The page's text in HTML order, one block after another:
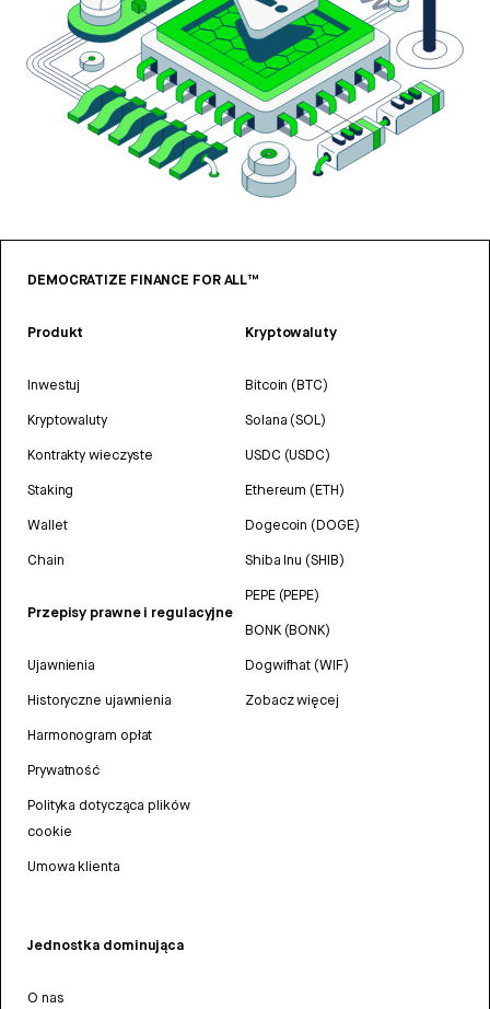
DEMOCRATIZE FINANCE FOR ALL™
Produkt
Inwestuj
Kryptowaluty
Kontrakty wieczyste
Staking
Wallet
Chain
Przepisy prawne i regulacyjne
Ujawnienia
Historyczne ujawnienia
Harmonogram opłat
Prywatność
Polityka dotycząca plików
cookie
Umowa klienta
Kryptowaluty
Bitcoin (BTC)
Solana (SOL)
USDC (USDC)
Ethereum (ETH)
Dogecoin (DOGE)
Shiba Inu (SHIB)
PEPE (PEPE)
BONK (BONK)
Dogwifhat (WIF)
Zobacz więcej
Jednostka dominująca
O nas